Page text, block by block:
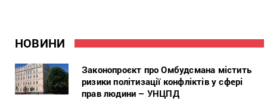
НОВИНИ
Законопроєкт про Омбудсмана містить
ризики політизації конфліктів у сфері
прав людини – УНЦПД